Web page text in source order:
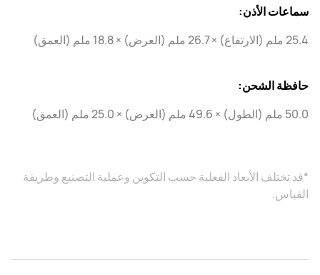
سماعات الأذن:
25.4 ملم (الارتفاع) × 26.7 ملم (العرض) × 18.8 ملم (العمق)
حافظة الشحن:
50.0 ملم (الطول) × 49.6 ملم (العرض) × 25.0 ملم (العمق)
*قد تختلف الأبعاد الفعلية حسب التكوين وعملية التصنيع وطريقة
القياس.